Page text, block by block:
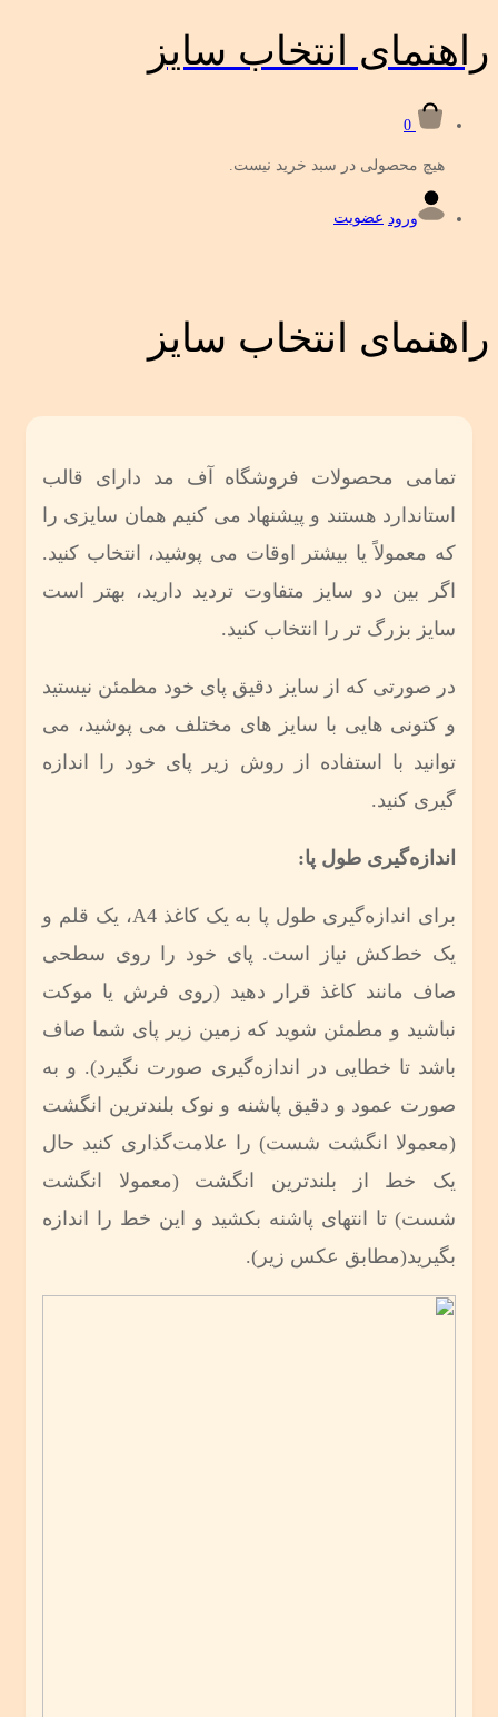
راهنمای انتخاب سایز
هیچ محصولی در سبد خرید نیست.
ورود عضویت
راهنمای انتخاب سایز
تمامی محصولات فروشگاه آف مد دارای قالب
استاندارد هستند و پیشنهاد می کنیم همان سایزی را
که معمولاً یا بیشتر اوقات می پوشید، انتخاب کنید.
اگر بین دو سایز متفاوت تردید دارید، بهتر است
سایز بزرگ تر را انتخاب کنید.
در صورتی که از سایز دقیق پای خود مطمئن نیستید
و کتونی هایی با سایز های مختلف می پوشید، می
توانید با استفاده از روش زیر پای خود را اندازه
گیری کنید.
اندازه‌گیری طول پا:
برای اندازه‌گیری طول پا به یک کاغذ A4، یک قلم و
یک خط‌کش نیاز است. پای خود را روی سطحی
صاف مانند کاغذ قرار دهید (روی فرش یا موکت
نباشید و مطمئن شوید که زمین زیر‌ پای شما صاف
باشد تا خطایی در اندازه‌گیری صورت نگیرد). و به
صورت عمود و دقیق پاشنه و نوک بلندترین انگشت
(معمولا انگشت شست) را علامت‌گذاری کنید حال
یک خط از بلندترین انگشت (معمولا انگشت
شست) تا انتهای پاشنه بکشید و این خط را اندازه
بگیرید(مطابق عکس زیر).